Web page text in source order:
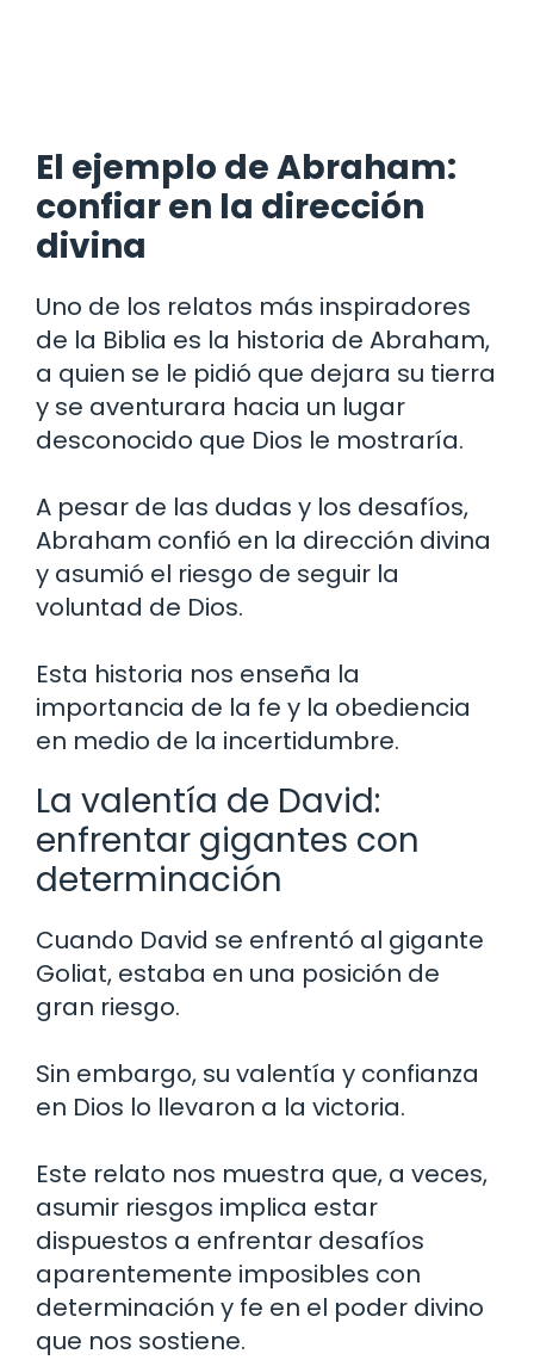
El ejemplo de Abraham:
confiar en la dirección
divina
Uno de los relatos más inspiradores
de la Biblia es la historia de Abraham,
a quien se le pidió que dejara su tierra
y se aventurara hacia un lugar
desconocido que Dios le mostraría.
A pesar de las dudas y los desafíos,
Abraham confió en la dirección divina
y asumió el riesgo de seguir la
voluntad de Dios.
Esta historia nos enseña la
importancia de la fe y la obediencia
en medio de la incertidumbre.
La valentía de David:
enfrentar gigantes con
determinación
Cuando David se enfrentó al gigante
Goliat, estaba en una posición de
gran riesgo.
Sin embargo, su valentía y confianza
en Dios lo llevaron a la victoria.
Este relato nos muestra que, a veces,
asumir riesgos implica estar
dispuestos a enfrentar desafíos
aparentemente imposibles con
determinación y fe en el poder divino
que nos sostiene.